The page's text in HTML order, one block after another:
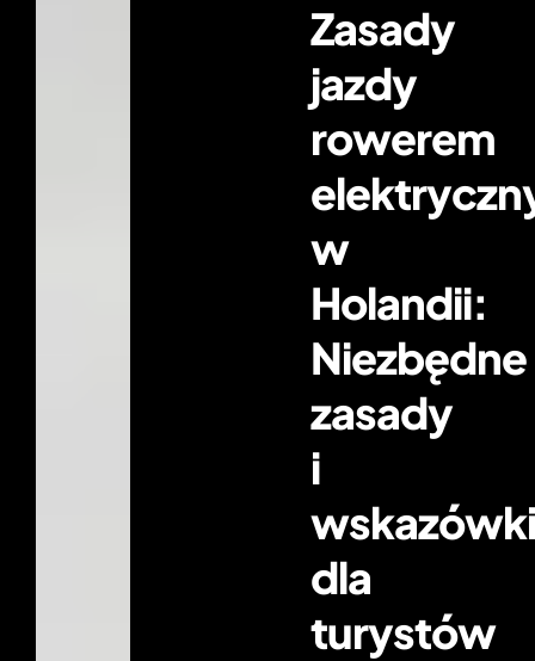
Zasady
jazdy
rowerem
w
Holandii:
Niezbędne
zasady
i
dla
turystów